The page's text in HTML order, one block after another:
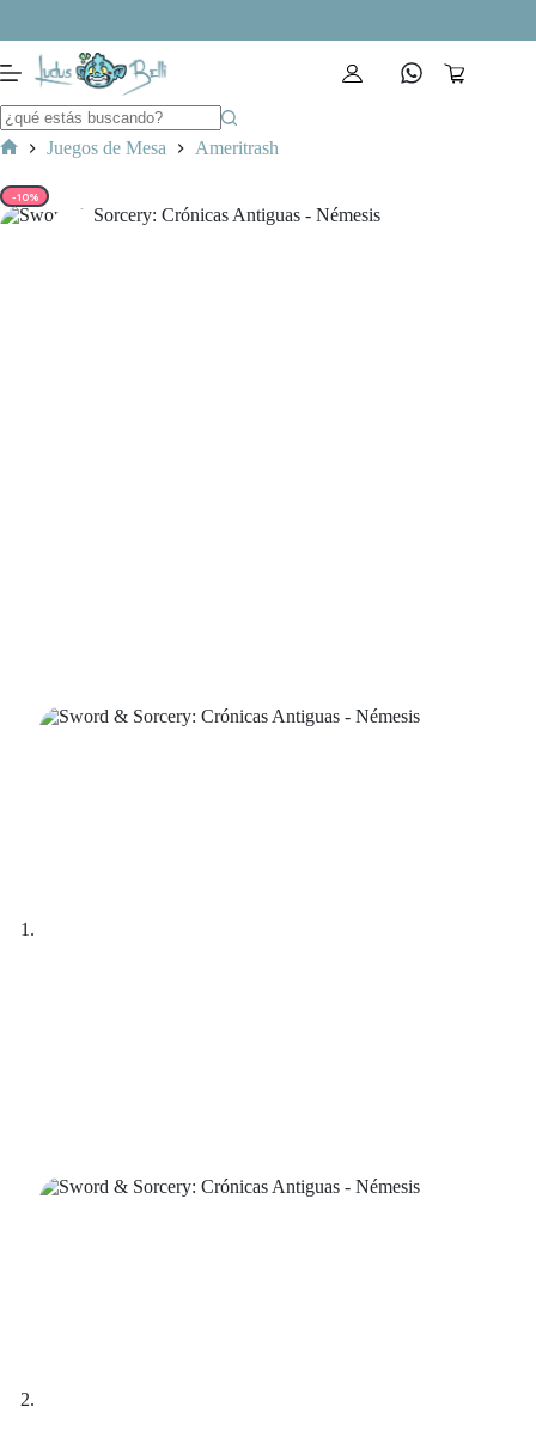
contenido
Carro
Juegos de Mesa Ameritrash
-10%